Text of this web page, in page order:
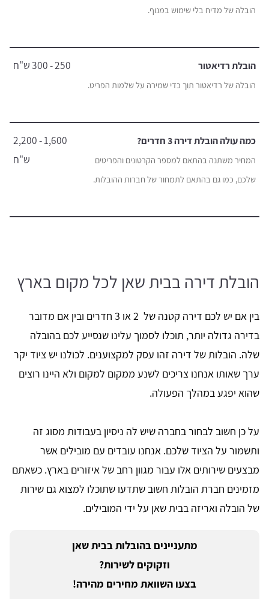
הובלה של מדיח בלי שימוש במנוף.
הובלת רדיאטור
הובלה של רדיאטור תוך כדי שמירה על שלמות הפריט.
250 - 300 ש"ח
כמה עולה הובלת דירה 3 חדרים?
המחיר משתנה בהתאם למספר הקרטונים והפריטים
שלכם, כמו גם בהתאם לתמחור של חברות ההובלות.
1,600 - 2,200
ש"ח
הובלת דירה בבית שאן לכל מקום בארץ
בין אם יש לכם דירה קטנה של 2 או 3 חדרים ובין אם מדובר
בדירה גדולה יותר, תוכלו לסמוך עלינו שנסייע לכם בהובלה
שלה. הובלות של דירה זהו עסק למקצוענים. לכולנו יש ציוד יקר
ערך שאותו אנחנו צריכים לשנע ממקום למקום ולא היינו רוצים
שהוא יפגע במהלך הפעולה.
על כן חשוב לבחור בחברה שיש לה ניסיון בעבודות מסוג זה
ותשמור על הציוד שלכם. אנחנו עובדים עם מובילים אשר
מבצעים שירותים אלו עבור מגוון רחב של איזורים בארץ. כשאתם
מזמינים חברת הובלות חשוב שתדעו שתוכלו למצוא גם שירות
של הובלה ואריזה בבית שאן על ידי המובילים.
מתעניינים בהובלות בבית שאן
וזקוקים לשירות?
בצעו השוואת מחירים מהירה!